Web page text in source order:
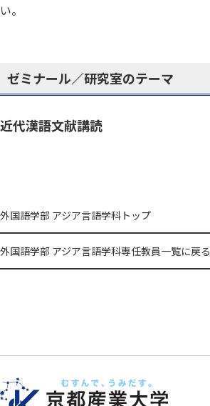
い。
ゼミナール／研究室のテーマ
近代漢語文献講読
外国語学部 アジア言語学科トップ
外国語学部 アジア言語学科専任教員一覧に戻る